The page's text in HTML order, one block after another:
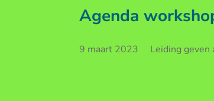
Agenda
9 maart 2023 Leiding geven